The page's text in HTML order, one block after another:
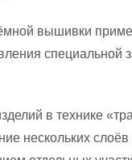
вышивки
в технике
нескольких слоёв